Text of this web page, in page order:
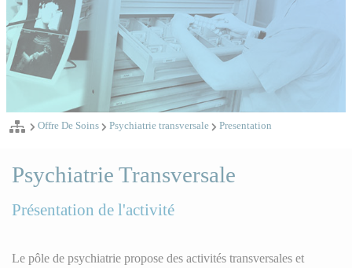
Offre De Soins Psychiatrie transversale Presentation
Psychiatrie Transversale
Présentation de l'activité
Le pôle de psychiatrie propose des activités transversales et